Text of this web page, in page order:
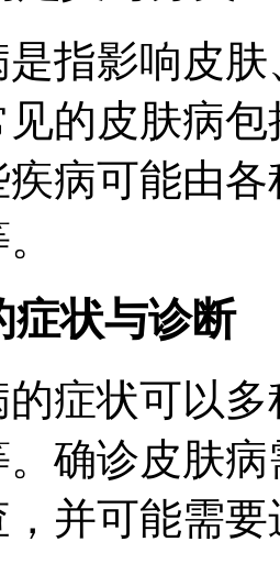
影响皮肤
的皮肤病
疾病可能由
症状与诊断
状可以多
确诊皮肤
并可能需